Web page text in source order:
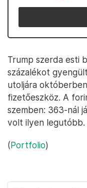
Trump szerda esti
százalékot
utoljára
fizetőeszköz. A
szemben: 363-nál
volt ilyen legutóbb.
(Portfolio)